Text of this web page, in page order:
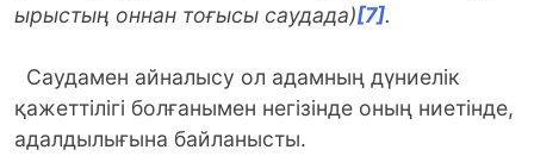
ырыстың оннан тоғысы саудада)[7].
Саудамен айналысу ол адамның дүниелік
қажеттілігі болғанымен негізінде оның ниетінде,
адалдылығына байланысты.